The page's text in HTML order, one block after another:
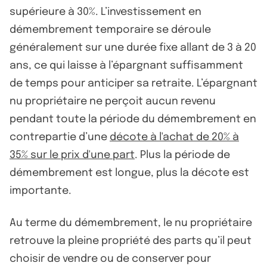
supérieure à 30%. L’investissement en
démembrement temporaire se déroule
généralement sur une durée fixe allant de 3 à 20
ans, ce qui laisse à l’épargnant suffisamment
de temps pour anticiper sa retraite. L’épargnant
nu propriétaire ne perçoit aucun revenu
pendant toute la période du démembrement en
contrepartie d’une décote à l'achat de 20% à
35% sur le prix d'une part. Plus la période de
démembrement est longue, plus la décote est
importante.
Au terme du démembrement, le nu propriétaire
retrouve la pleine propriété des parts qu’il peut
choisir de vendre ou de conserver pour